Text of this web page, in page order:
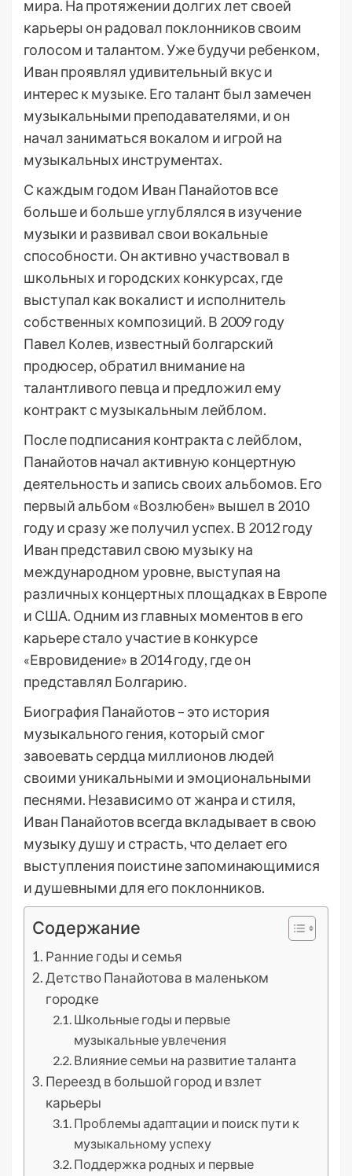
мира. На протяжении долгих лет своей
карьеры он радовал поклонников своим
голосом и талантом. Уже будучи ребенком,
Иван проявлял удивительный вкус и
интерес к музыке. Его талант был замечен
музыкальными преподавателями, и он
начал заниматься вокалом и игрой на
музыкальных инструментах.
С каждым годом Иван Панайотов все
больше и больше углублялся в изучение
музыки и развивал свои вокальные
способности. Он активно участвовал в
школьных и городских конкурсах, где
выступал как вокалист и исполнитель
собственных композиций. В 2009 году
Павел Колев, известный болгарский
продюсер, обратил внимание на
талантливого певца и предложил ему
контракт с музыкальным лейблом.
После подписания контракта с лейблом,
Панайотов начал активную концертную
деятельность и запись своих альбомов. Его
первый альбом «Возлюбен» вышел в 2010
году и сразу же получил успех. В 2012 году
Иван представил свою музыку на
международном уровне, выступая на
различных концертных площадках в Европе
и США. Одним из главных моментов в его
карьере стало участие в конкурсе
«Евровидение» в 2014 году, где он
представлял Болгарию.
Биография Панайотов – это история
музыкального гения, который смог
завоевать сердца миллионов людей
своими уникальными и эмоциональными
песнями. Независимо от жанра и стиля,
Иван Панайотов всегда вкладывает в свою
музыку душу и страсть, что делает его
выступления поистине запоминающимися
и душевными для его поклонников.
Содержание
Ранние годы и семья
Детство Панайотова в маленьком
городке
Школьные годы и первые
музыкальные увлечения
Влияние семьи на развитие таланта
Переезд в большой город и взлет
карьеры
Проблемы адаптации и поиск пути к
музыкальному успеху
Поддержка родных и первые